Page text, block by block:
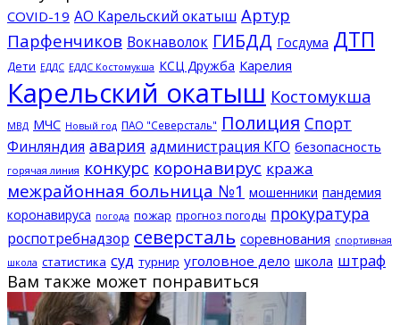
COVID-19 АО Карельский окатыш Артур
Парфенчиков Вокнаволок ГИБДД Госдума ДТП
Дети ЕДДС ЕДДС Костомукша КСЦ Дружба Карелия
Карельский окатыш Костомукша
МВД МЧС Новый год ПАО "Северсталь" Полиция Спорт
Финляндия авария администрация КГО безопасность
горячая линия конкурс коронавирус кража
межрайонная больница №1 мошенники пандемия
коронавируса погода пожар прогноз погоды прокуратура
роспотребнадзор северсталь соревнования спортивная
школа статистика суд турнир уголовное дело школа штраф
Вам также может понравиться